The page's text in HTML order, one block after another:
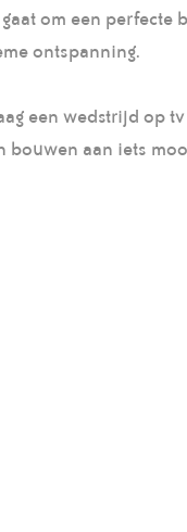
om een perfecte
ontspanning.
een wedstrijd op
aan iets